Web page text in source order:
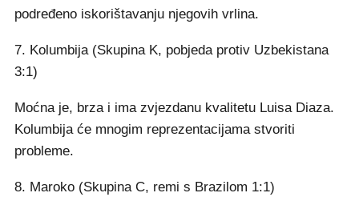
podređeno iskorištavanju njegovih vrlina.
7. Kolumbija (Skupina K, pobjeda protiv Uzbekistana
3:1)
Moćna je, brza i ima zvjezdanu kvalitetu Luisa Diaza.
Kolumbija će mnogim reprezentacijama stvoriti
probleme.
8. Maroko (Skupina C, remi s Brazilom 1:1)